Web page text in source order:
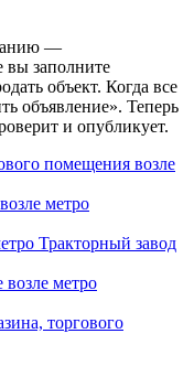
—
вы заполните
объект. Когда все
объявление». Теперь
и опубликует.
помещения возле
метро
Тракторный завод
метро
торгового